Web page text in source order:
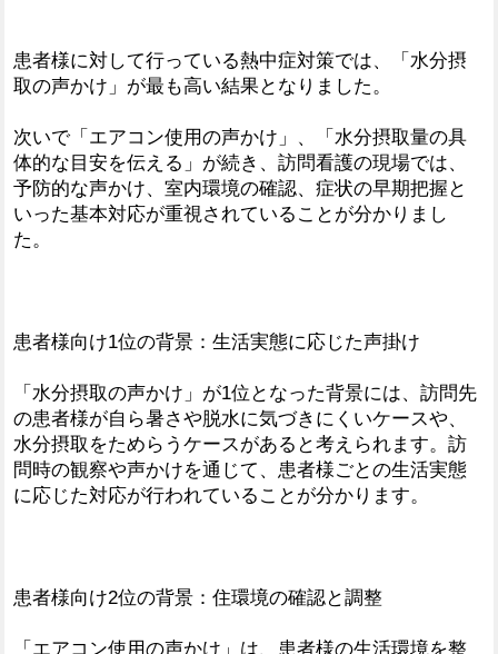
患者様に対して行っている熱中症対策では、「水分摂
取の声かけ」が最も高い結果となりました。
次いで「エアコン使用の声かけ」、「水分摂取量の具
体的な目安を伝える」が続き、訪問看護の現場では、
予防的な声かけ、室内環境の確認、症状の早期把握と
いった基本対応が重視されていることが分かりまし
た。
患者様向け1位の背景：生活実態に応じた声掛け
「水分摂取の声かけ」が1位となった背景には、訪問先
の患者様が自ら暑さや脱水に気づきにくいケースや、
水分摂取をためらうケースがあると考えられます。訪
問時の観察や声かけを通じて、患者様ごとの生活実態
に応じた対応が行われていることが分かります。
患者様向け2位の背景：住環境の確認と調整
「エアコン使用の声かけ」は、患者様の生活環境を整